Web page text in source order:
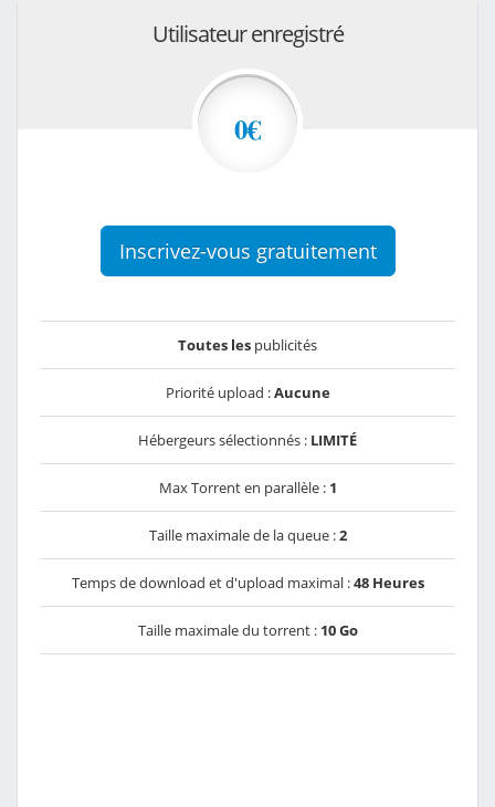
Utilisateur enregistré
0€
Inscrivez-vous gratuitement
Toutes les publicités
Priorité upload :Aucune
Hébergeurs sélectionnés : LIMITÉ
Max Torrent en parallèle : 1
Taille maximale de la queue :2
Temps de download et d'upload maximal :48 Heures
Taille maximale du torrent : 10 Go